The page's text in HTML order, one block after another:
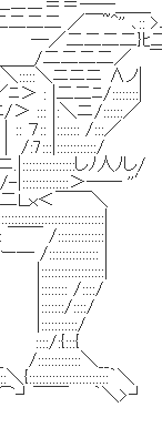
＝――＿＿
￣~^'' ､:: >
}ﾋ二
二／ ￣
ニニ Λノ|
ﾆ/::::::::|
ニ/::::::／
/:::／
しﾉ人ﾉし/
＞―― ''′ む
￣￣＼
フリ
/
/::::/
::::/
:{:::{
＼__
｀＼
｀＼>┘